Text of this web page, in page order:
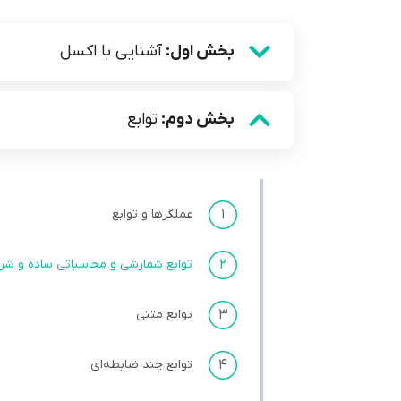
بخش اول: آشنایی با اکسل
بخش دوم: توابع
۱ عملگرها و توابع
۲ توابع شمارشی و محاسباتی ساده و
۳ توابع متنی
۴ توابع چند ضابطه‌ای